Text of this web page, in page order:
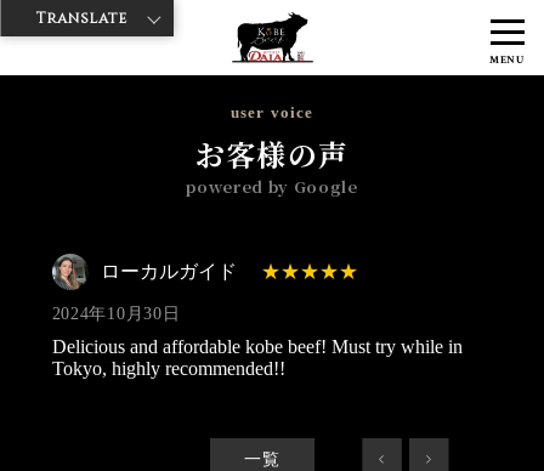
MENU
神戸牛ダイヤ > 神戸牛ダイア 浅草国際通り店 >ロ
user voice
お客様の声
powered by Google
ローカルガイド
2024年10月30日
Delicious and affordable kobe beef! Must try while in
Tokyo, highly recommended!!
一覧 < >
Translate